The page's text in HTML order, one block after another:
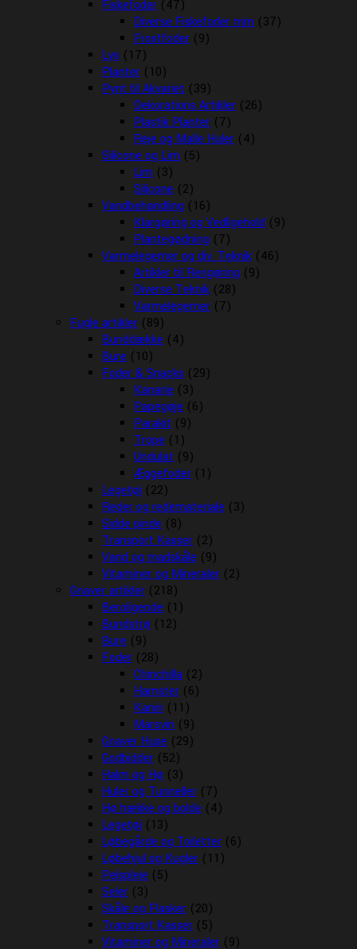
Fiskefoder (47)
Diverse Fiskefoder mm (37)
Frostfoder (9)
Lys (17)
Planter (10)
Pynt til Akvariet (39)
Dekorations Artikler (26)
Plastik Planter (7)
Reje og Malle Huler (4)
Silicone og Lim (5)
Lim (3)
Silicone (2)
Vandbehandling (16)
Klargøring og Vedligehold (9)
Plantegødning (7)
Varmelegemer og div. Teknik (46)
Artikler til Rengøring (9)
Diverse Teknik (28)
Varmelegemer (7)
Fugle artikler (89)
Bunddække (4)
Bure (10)
Foder & Snacks (29)
Kanarie (3)
Papegøje (6)
Parakit (9)
Trope (1)
Undulat (9)
Æggefoder (1)
Legetøj (22)
Reder og redemateriale (3)
Sidde pinde (8)
Transport Kasser (2)
Vand og madskåle (9)
Vitaminer og Mineraler (2)
Gnaver artikler (218)
Beroligende (1)
Bundstrø (12)
Bure (9)
Foder (28)
Chinchilla (2)
Hamster (6)
Kanin (11)
Marsvin (9)
Gnaver Huse (29)
Godbidder (52)
Halm og Hø (3)
Huler og Tunneller (7)
Hø hække og bolde (4)
Legetøj (13)
Løbegårde og Toiletter (6)
Løbehjul og Kugler (11)
Pelspleje (5)
Seler (3)
Skåle og Flasker (20)
Transport Kasser (5)
Vitaminer og Mineraler (9)